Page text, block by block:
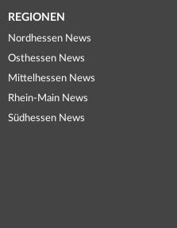
REGIONEN
Nordhessen News
Osthessen News
Mittelhessen News
Rhein-Main News
Südhessen News